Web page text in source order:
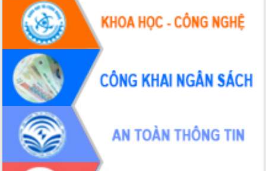
Rộn ràng lễ hội truyền thống Sông
nước Đà Nông lần thứ I năm 2026
Kỳ họp Chuyên đề lần thứ Năm, HĐND
tỉnh Đắk Lắk thông qua các nghị quyết
quan trọng
Thống nhất danh sách giới thiệu ứng
cử đại biểu Quốc hội khoá XVI và đại
biểu HĐND tỉnh Đắk Lắk, nhiệm kỳ
2026-2031
Phát động hai phong trào thi đua quan
trọng trong kỷ nguyên mới
Hội nghị lần thứ tư Ban Chỉ đạo công
tác bầu cử tỉnh Đắk Lắk